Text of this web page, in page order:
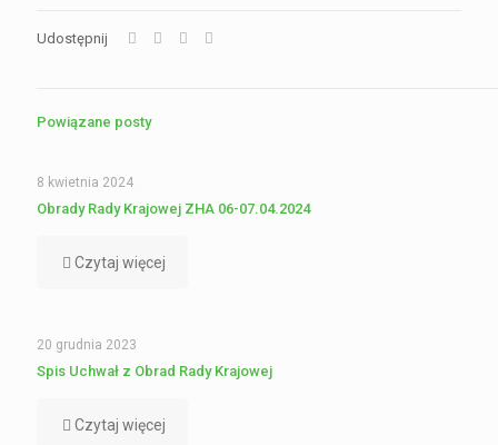
Udostępnij
Powiązane posty
8 kwietnia 2024
Obrady Rady Krajowej ZHA 06-07.04.2024
Czytaj więcej
20 grudnia 2023
Spis Uchwał z Obrad Rady Krajowej
Czytaj więcej